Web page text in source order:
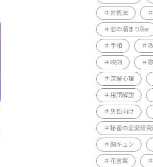
対処法
恋の溜まりBar
手相
映画
深層心理
用語解説
男性向け
秘密の恋愛研究
胸キュン
花言葉